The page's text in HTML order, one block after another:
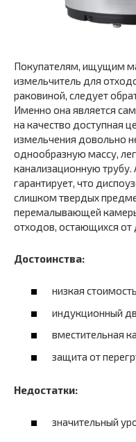
Покупателям, ищущим
измельчитель для
раковиной, следует
Именно она является
на качество доступная
измельчения довольно
однообразную массу,
канализационную трубу.
гарантирует, что
слишком твердых
перемалывающей
отходов, остающихся
Достоинства:
низкая
индукционный
вместительная
защита от
Недостатки:
значительный